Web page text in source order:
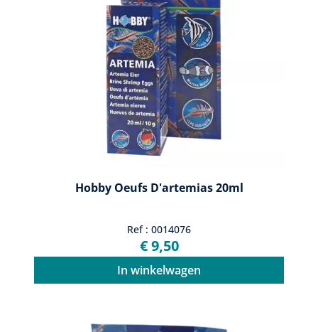
Hobby Oeufs D'artemias 20ml
Ref : 0014076
€ 9,50
In winkelwagen